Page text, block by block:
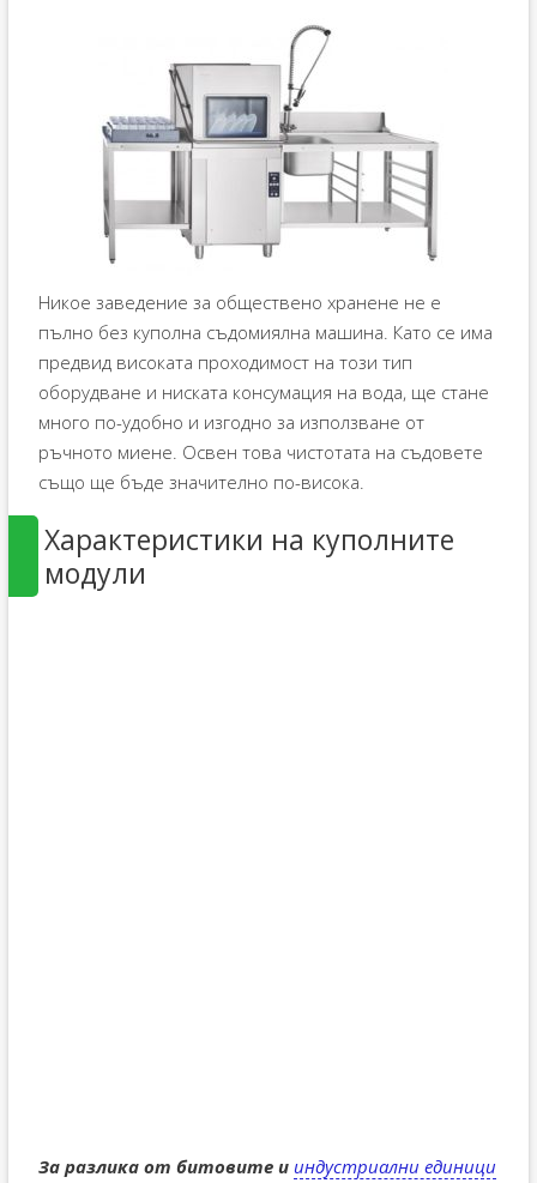
Никое заведение за обществено хранене не е
пълно без куполна съдомиялна машина. Като се има
предвид високата проходимост на този тип
оборудване и ниската консумация на вода, ще стане
много по-удобно и изгодно за използване от
ръчното миене. Освен това чистотата на съдовете
също ще бъде значително по-висока.
Характеристики на куполните
модули
За разлика от битовите и индустриални единици